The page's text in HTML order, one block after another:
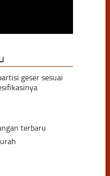
geser sesuai
terbaru